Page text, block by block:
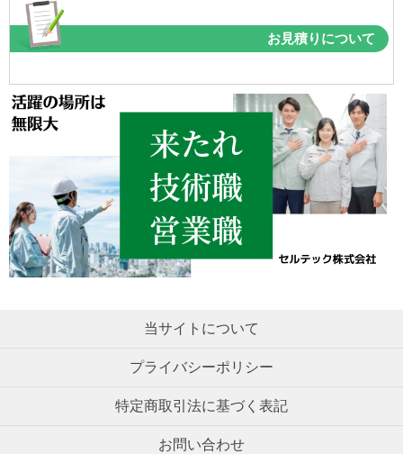
お見積りについて
当サイトについて
プライバシーポリシー
特定商取引法に基づく表記
お問い合わせ